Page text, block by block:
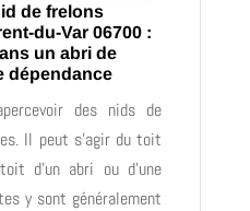
de frelons
du-Var 06700 :
un abri de
dépendance
des nids de
Il peut s’agir du toit
d’un abri ou d’une
y sont généralement